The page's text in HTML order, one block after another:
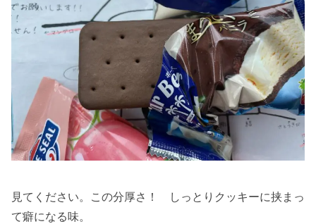
見てください。この分厚さ！ しっとりクッキーに挟まっ
て癖になる味。